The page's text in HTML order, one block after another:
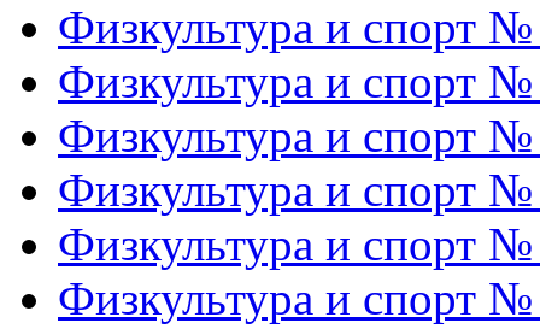
Физкультура и спорт
Физкультура и спорт
Физкультура и спорт
Физкультура и спорт
Физкультура и спорт
Физкультура и спорт